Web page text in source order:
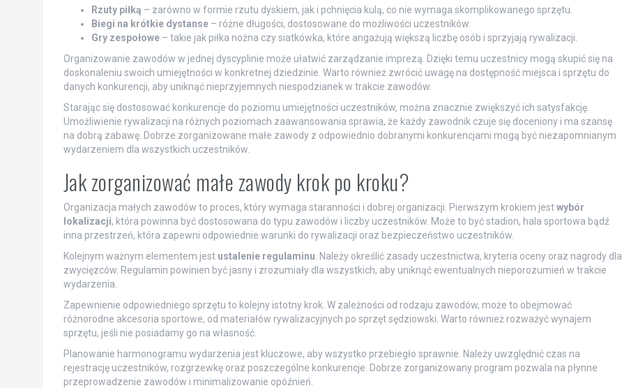
Rzuty piłką – zarówno w formie rzutu dyskiem, jak i pchnięcia kulą, co nie wymaga skomplikowanego sprzętu.
Biegi na krótkie dystanse– różne długości, dostosowane do możliwości uczestników.
Gry zespołowe– takie jak piłka nożna czy siatkówka, które angażują większą liczbę osób i sprzyjają rywalizacji.
Organizowanie zawodów w jednej dyscyplinie może ułatwić zarządzanie imprezą. Dzięki temu uczestnicy mogą skupić się na
doskonaleniu swoich umiejętności w konkretnej dziedzinie. Warto również zwrócić uwagę na dostępność miejsca i sprzętu do
danych konkurencji, aby uniknąć nieprzyjemnych niespodzianek w trakcie zawodów.
Starając się dostosować konkurencje do poziomu umiejętności uczestników, można znacznie zwiększyć ich satysfakcję.
Umożliwienie rywalizacji na różnych poziomach zaawansowania sprawia, że każdy zawodnik czuje się doceniony i ma szansę
na dobrą zabawę. Dobrze zorganizowane małe zawody z odpowiednio dobranymi konkurencjami mogą być niezapomnianym
wydarzeniem dla wszystkich uczestników.
Jak zorganizować małe zawody krok po kroku?
Organizacja małych zawodów to proces, który wymaga staranności i dobrej organizacji. Pierwszym krokiem jestwybór
lokalizacji, która powinna być dostosowana do typu zawodów i liczby uczestników. Może to być stadion, hala sportowa bądź
inna przestrzeń, która zapewni odpowiednie warunki do rywalizacji oraz bezpieczeństwo uczestników.
Kolejnym ważnym elementem jest ustalenie regulaminu . Należy określić zasady uczestnictwa, kryteria oceny oraz nagrody dla
zwycięzców. Regulamin powinien być jasny i zrozumiały dla wszystkich, aby uniknąć ewentualnych nieporozumień w trakcie
wydarzenia.
Zapewnienie odpowiedniego sprzętu to kolejny istotny krok. W zależności od rodzaju zawodów, może to obejmować
różnorodne akcesoria sportowe, od materiałów rywalizacyjnych po sprzęt sędziowski. Warto również rozważyć wynajem
sprzętu, jeśli nie posiadamy go na własność.
Planowanie harmonogramu wydarzenia jest kluczowe, aby wszystko przebiegło sprawnie. Należy uwzględnić czas na
rejestrację uczestników, rozgrzewkę oraz poszczególne konkurencje. Dobrze zorganizowany program pozwala na płynne
przeprowadzenie zawodów i minimalizowanie opóźnień.